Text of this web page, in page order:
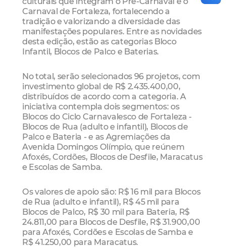
Carnaval de Fortaleza, fortalecendo a
tradição e valorizando a diversidade das
manifestações populares. Entre as novidades
desta edição, estão as categorias Bloco
Infantil, Blocos de Palco e Baterias.
No total, serão selecionados 96 projetos, com
investimento global de R$ 2.435.400,00,
distribuídos de acordo com a categoria. A
iniciativa contempla dois segmentos: os
Blocos do Ciclo Carnavalesco de Fortaleza -
Blocos de Rua (adulto e infantil), Blocos de
Palco e Bateria - e as Agremiações da
Avenida Domingos Olímpio, que reúnem
Afoxés, Cordões, Blocos de Desfile, Maracatus
e Escolas de Samba.
Os valores de apoio são: R$ 16 mil para Blocos
de Rua (adulto e infantil), R$ 45 mil para
Blocos de Palco, R$ 30 mil para Bateria, R$
24.811,00 para Blocos de Desfile, R$ 31.900,00
para Afoxés, Cordões e Escolas de Samba e
R$ 41.250,00 para Maracatus.